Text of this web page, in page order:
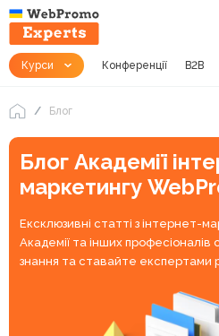
Курси Конференції B2B
Блог
Блог Академії
маркетингу
Ексклюзивні статті з інтернет-
Академії та інших професіоналів
знання та ставайте експертами